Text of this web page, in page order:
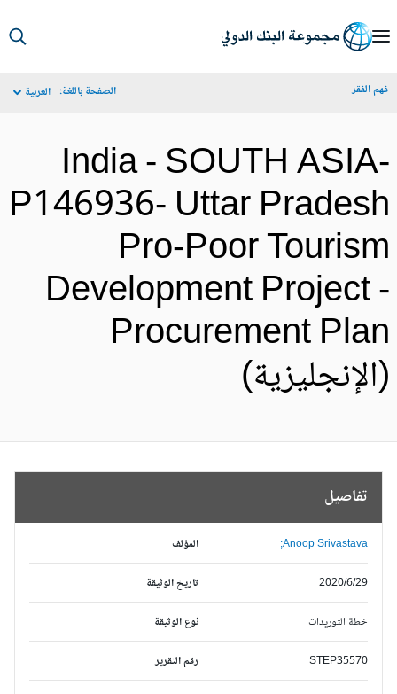
الفقر الصفحة باللغة: العربية
India - SOUTH
P146936- Uttar
Pro-Poor
Development Project
Procurement
تفاصيل
المؤلف Anoop Srivastava;
تاريخ الوثيقة 2020/6/29
نوع الوثيقة خطة التوريدات
رقم التقرير STEP35570